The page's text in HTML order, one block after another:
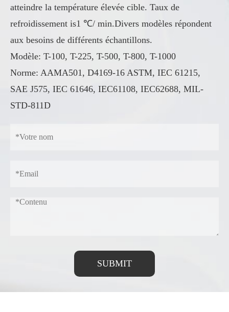
atteindre la température élevée cible. Taux de
refroidissement is1 ℃/ min.Divers modèles répondent
aux besoins de différents échantillons.
Modèle: T-100, T-225, T-500, T-800, T-1000
Norme: AAMA501, D4169-16 ASTM, IEC 61215,
SAE J575, IEC 61646, IEC61108, IEC62688, MIL-
STD-811D
SUBMIT